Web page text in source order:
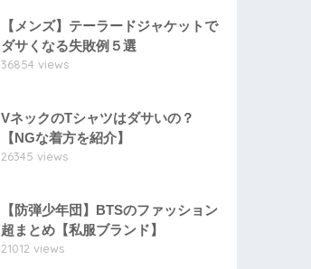
【メンズ】テーラードジャケットで
ダサくなる失敗例５選
36854 views
VネックのTシャツはダサいの？
【NGな着方を紹介】
26345 views
【防弾少年団】BTSのファッション
超まとめ【私服ブランド】
21012 views